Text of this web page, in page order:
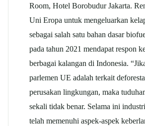
Room, Hotel Borobudur Jakarta.
Uni Eropa untuk mengeluarkan
sebagai salah satu bahan dasar
pada tahun 2021 mendapat respon
berbagai kalangan di Indonesia.
parlemen UE adalah terkait
perusakan lingkungan, maka
sekali tidak benar. Selama ini
telah memenuhi aspek-aspek